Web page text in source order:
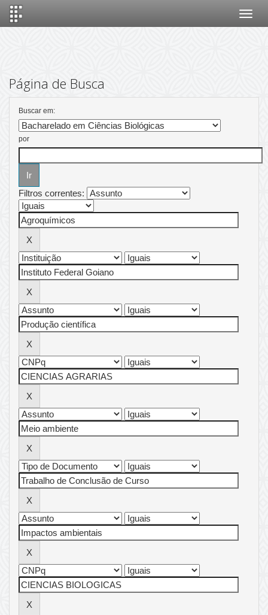
Página de Busca
Buscar em:
por
Filtros correntes: